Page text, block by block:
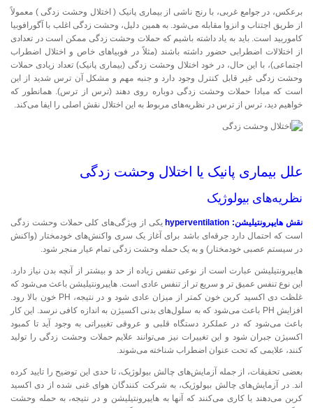
برعکس، در جوامع غربی، با رنج ناشی از بیماری پانیک ( اختلال وحشت زدگی ) معمولاً
از طریق اجتناب و انزوا مقابله می‌شود. به همین دلیل، وحشت زدگی اغلب با آگورافوبیا
کاموربید است. باید به یاد داشته باشیم که حملات وحشت زدگی ممکن است در تعدادی
از اختلالات اضطرابی حضور داشته باشند (مثلاً در فوبیاهای خاص و اختلال اضطراب
اجتماعی)، با این حال، در خود اختلال وحشت زدگی (بیماری پانیک) تعداد زیادی حملات
وحشت زدگی غیر قابل کنترل وجود دارد و جنبه مهم و مشکل آن ترس شدید از این
است که مبادا حملات وحشت زدگی دوباره روی دهند (ترس از ترس). همانطور که
خواهیم دید، ترس از ترس در نظریه‌های مربوط به این اختلال نقش اصلی را ایفا می‌کند.
علل بیماری پانیک یا اختلال وحشت زدگی
نظریه‌های بیولوژیک
نقش هایپرونتیلیشن: hyperventilation
یکی از ویژگی‌های کلی حملات وحشت زدگی
است که احتمال دارد جرقه‌ای باشد برای آغاز یک سری واکنش‌های خودمختار (واکنش
در سیستم عصبی خودمختار) و به یک حمله وحشت زدگی تمام عیار منجر شود.
هایپرونتیلیشن عبارت است از نوعی تنفس زیاده از حد و بیشتر از آنچه بدن نیاز دارد.
این نوع تنفس عمیق تر و سریع تر از تنفس عادی است. هایپرونتیلیشن باعث می‌شود که
غلظت دی اکسید کربن خون کمتر از میزان عادی شود و در نتیجه، PH خون بالا رود.
افزایش PH باعث می‌شود که به سلول‌های بدنی اکسیژن به اندازه کافی نرسد. این کار
باعث می‌شود که در عملکرد دستگاه قلبی و عروقی تغییراتی به وجود آید تا کمبود
اکسیژن جبران شود و این تغییرات نیز می‌توانند علایم حملات وحشت زدگی را تولید
کنند، علایمی که تحت عنوان اضطراب شناخته می‌شوند.
بعضی تحقیقات، از جمله آزمایش‌های چالش بیولوژیک، تا حدی این توضیح را تایید کرده
اند. در آزمایش‌های چالش بیولوژیک، به شرکت کنندگان هوای غنی شده از دی اکسید
کربن می‌دهند یا کاری می‌کنند که آنها به هایپرونتیلیشن و در نتیجه، به حمله وحشت